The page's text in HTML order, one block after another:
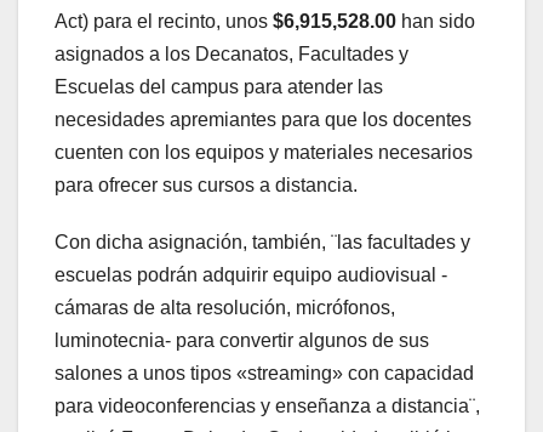
Act) para el recinto, unos $6,915,528.00 han sido
asignados a los Decanatos, Facultades y
Escuelas del campus para atender las
necesidades apremiantes para que los docentes
cuenten con los equipos y materiales necesarios
para ofrecer sus cursos a distancia.
Con dicha asignación, también, ¨las facultades y
escuelas podrán adquirir equipo audiovisual -
cámaras de alta resolución, micrófonos,
luminotecnia- para convertir algunos de sus
salones a unos tipos «streaming» con capacidad
para videoconferencias y enseñanza a distancia¨,